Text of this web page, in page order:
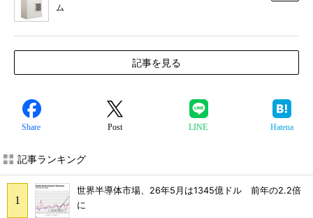
ム
記事を見る
Share Post LINE Hatena
記事ランキング
世界半導体市場、26年5月は1345億ドル 前年の2.2倍
に